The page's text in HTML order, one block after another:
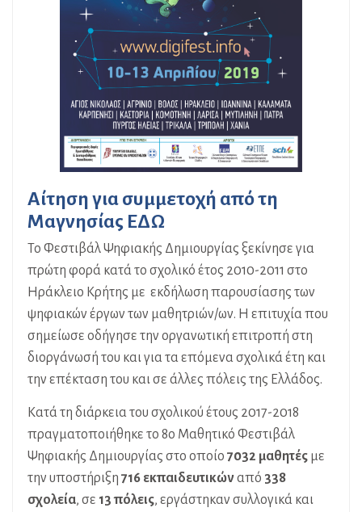
Αίτηση για συμμετοχή από τη
Μαγνησίας ΕΔΩ
Το Φεστιβάλ Ψηφιακής Δημιουργίας ξεκίνησε για
πρώτη φορά κατά το σχολικό έτος 2010-2011 στο
Ηράκλειο Κρήτης με εκδήλωση παρουσίασης των
ψηφιακών έργων των μαθητριών/ων. Η επιτυχία που
σημείωσε οδήγησε την οργανωτική επιτροπή στη
διοργάνωσή του και για τα επόμενα σχολικά έτη και
την επέκταση του και σε άλλες πόλεις της Ελλάδος.
Kατά τη διάρκεια του σχολικού έτους 2017-2018
πραγματοποιήθηκε το 8ο Μαθητικό Φεστιβάλ
Ψηφιακής Δημιουργίας στο οποίο 7032 μαθητέςμε
την υποστήριξη 716 εκπαιδευτικώναπό 338
σχολεία, σε 13 πόλεις, εργάστηκαν συλλογικά και